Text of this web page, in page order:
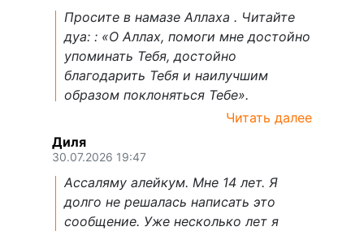
Просите в намазе Аллаха . Читайте
дуа: : «О Аллах, помоги мне достойно
упоминать Тебя, достойно
благодарить Тебя и наилучшим
образом поклоняться Тебе».
Читать далее
Диля
30.07.2026 19:47
Ассаляму алейкум. Мне 14 лет. Я
долго не решалась написать это
сообщение. Уже несколько лет я